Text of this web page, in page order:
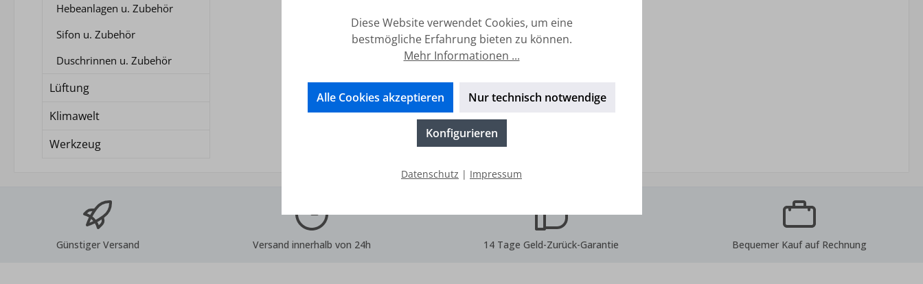
Hebeanlagen u. Zubehör
Sifon u. Zubehör
Duschrinnen u. Zubehör
Lüftung
Klimawelt
Werkzeug
Günstiger Versand Versand innerhalb von 24h 14 Tage Geld-Zurück-Garantie Bequemer Kauf auf Rechnung
Diese Website verwendet Cookies, um eine
bestmögliche Erfahrung bieten zu können.
Mehr Informationen ...
Alle Cookies akzeptieren Nur technisch notwendige
Konfigurieren
Datenschutz | Impressum